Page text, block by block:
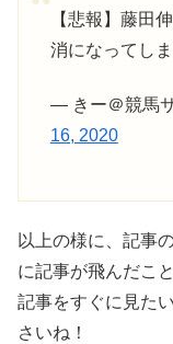
【悲報】藤田
消になってしま
— きー＠競馬
16, 2020
以上の様に、記事
に記事が飛んだこ
記事をすぐに見た
さいね！